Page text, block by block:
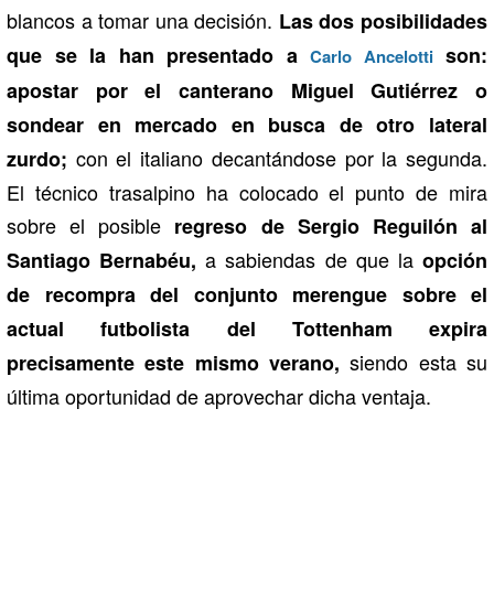
blancos a tomar una decisión. Las dos posibilidades
que se la han presentado a Carlo Ancelottison:
apostar por el canterano Miguel Gutiérrez o
sondear en mercado en busca de otro lateral
zurdo; con el italiano decantándose por la segunda.
El técnico trasalpino ha colocado el punto de mira
sobre el posible regreso de Sergio Reguilón al
Santiago Bernabéu, a sabiendas de que laopción
de recompra del conjunto merengue sobre el
actual futbolista del Tottenham expira
precisamente este mismo verano, siendo esta su
última oportunidad de aprovechar dicha ventaja.